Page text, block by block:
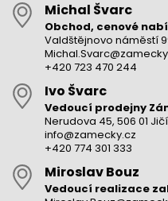
Michal Švarc
Obchod, cenové
Valdštějnovo náměstí
+420 723 470 244
Ivo Švarc
Vedoucí prodejny
Nerudova 45, 506 01
info@zamecky.cz
+420 774 301 333
Miroslav Bouz
Vedoucí realizace